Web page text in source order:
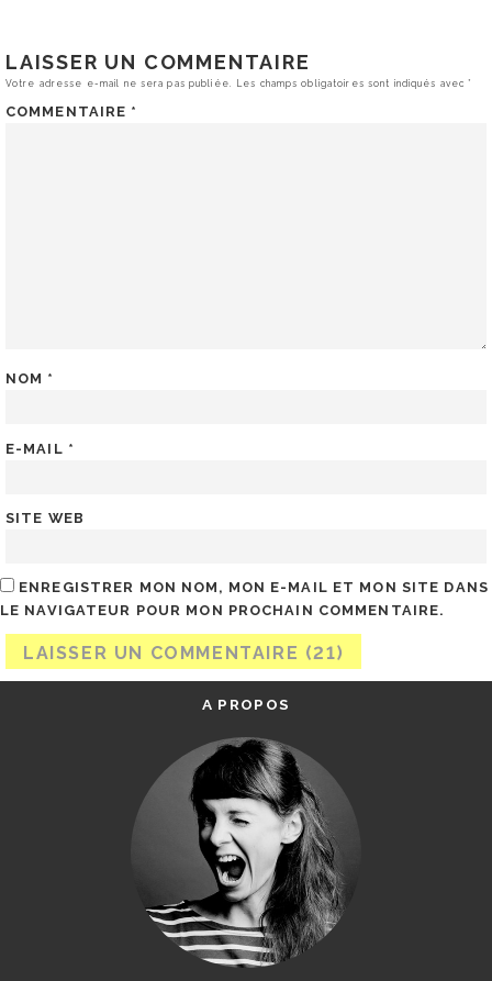
LAISSER UN COMMENTAIRE
Votre adresse e-mail ne sera pas publiée. Les champs obligatoires sont indiqués avec*
COMMENTAIRE *
NOM *
E-MAIL *
SITE WEB
ENREGISTRER MON NOM, MON E-MAIL ET MON SITE DANS
LE NAVIGATEUR POUR MON PROCHAIN COMMENTAIRE.
A PROPOS